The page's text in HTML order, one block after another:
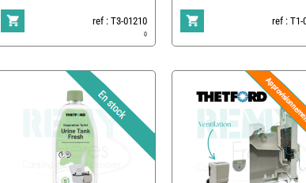
ref : T3-01210
0
ref : T1-